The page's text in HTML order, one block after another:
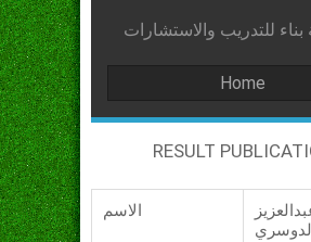
بناء للتدريب والاستشارات
Home
RESULT
الاسم